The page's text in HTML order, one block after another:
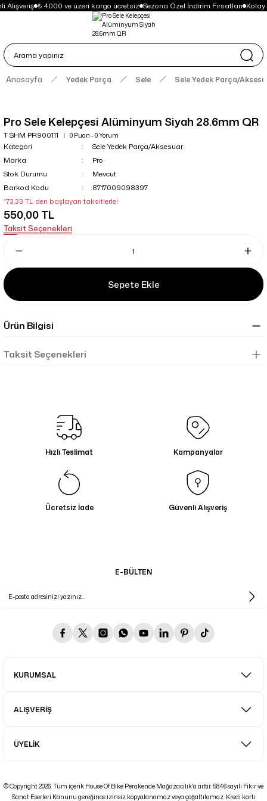
Alışveriş ₺ 4000 ve üzeri kargo ücretsiz Sezona Özel İndirim Fırsatları Kolay
Anasayfa Yedek Parça Sele Sele Yedek Parça/
Pro Sele Kelepçesi Alüminyum Siyah 28.6mm QR
T SHM PR900111 0 Puan - 0 Yorum
Kategori
Sele Yedek Parça/Aksesuar
Marka
Pro
Stok Durumu
Mevcut
Barkod Kodu
8717009098397
*73,33 TL den başlayan taksitlerle!
550,00 TL
Taksit Seçenekleri
Sepete Ekle
Ürün Bilgisi
Taksit Seçenekleri
Hızlı Teslimat Kampanyalar
Ücretsiz İade Güvenli Alışveriş
E-BÜLTEN
KURUMSAL
ALIŞVERİŞ
ÜYELİK
© Copyright 2026. Tüm içerik House Of Bike Perakende Mağazacılık'a aittir. 5846 sayılı Fikir ve
Sanat Eserleri Kanunu gereğince izinsiz kopyalanamaz veya çoğaltılamaz. Kredi kartı